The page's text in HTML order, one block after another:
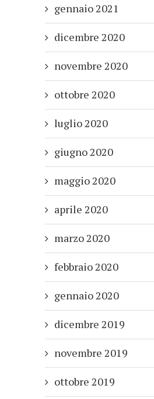
gennaio 2021
dicembre 2020
novembre 2020
ottobre 2020
luglio 2020
giugno 2020
maggio 2020
aprile 2020
marzo 2020
febbraio 2020
gennaio 2020
dicembre 2019
novembre 2019
ottobre 2019